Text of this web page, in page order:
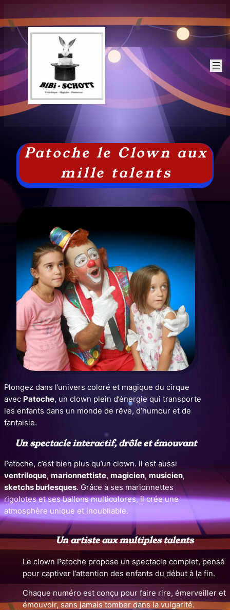
Patoche le Clown aux
mille talents
Plongez dans l’univers coloré et magique du cirque
avec Patoche, un clown plein d’énergie qui transporte
les enfants dans un monde de rêve, d’humour et de
fantaisie.
Un spectacle interactif, drôle et émouvant
Patoche, c’est bien plus qu’un clown. Il est aussi
ventriloque, marionnettiste, magicien, musicien,
sketchs burlesques. Grâce à ses marionnettes
rigolotes et ses ballons multicolores, il crée une
atmosphère unique et inoubliable.
Un artiste aux multiples talents
Le clown Patoche propose un spectacle complet, pensé
pour captiver l’attention des enfants du début à la fin.
Chaque numéro est conçu pour faire rire, émerveiller et
émouvoir, sans jamais tomber dans la vulgarité.